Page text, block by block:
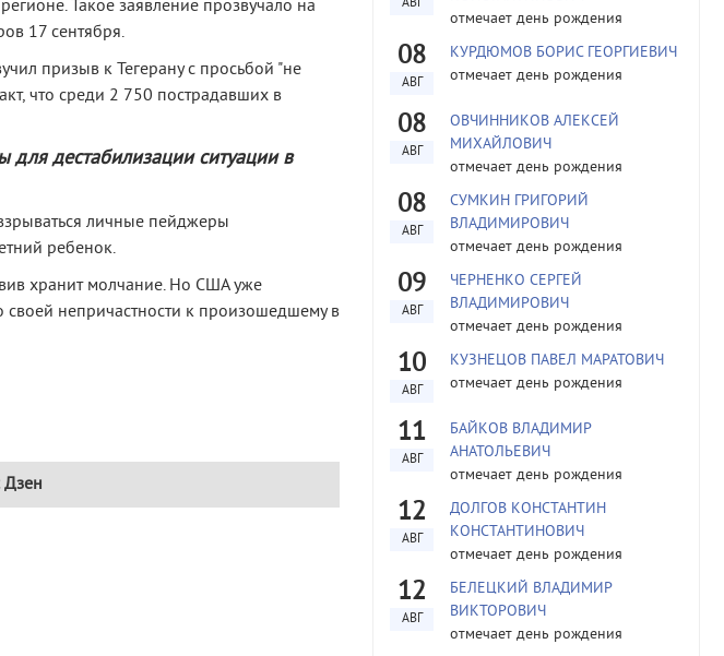
Такое заявление прозвучало на
17 сентября.
призыв к Тегерану с просьбой "не
что среди 2 750 пострадавших в
дестабилизации ситуации в
личные пейджеры
ребенок.
хранит молчание. Но США уже
своей непричастности к произошедшему в
Дзен
АВГ
отмечает день рождения
08
АВГ
КУРДЮМОВ БОРИС ГЕОРГИЕВИЧ
отмечает день рождения
08
АВГ
ОВЧИННИКОВ АЛЕКСЕЙ
МИХАЙЛОВИЧ
отмечает день рождения
08
АВГ
СУМКИН ГРИГОРИЙ
ВЛАДИМИРОВИЧ
отмечает день рождения
09
АВГ
ЧЕРНЕНКО СЕРГЕЙ
ВЛАДИМИРОВИЧ
отмечает день рождения
10
АВГ
КУЗНЕЦОВ ПАВЕЛ МАРАТОВИЧ
отмечает день рождения
11
АВГ
БАЙКОВ ВЛАДИМИР
АНАТОЛЬЕВИЧ
отмечает день рождения
12
АВГ
ДОЛГОВ КОНСТАНТИН
КОНСТАНТИНОВИЧ
отмечает день рождения
12
АВГ
БЕЛЕЦКИЙ ВЛАДИМИР
ВИКТОРОВИЧ
отмечает день рождения